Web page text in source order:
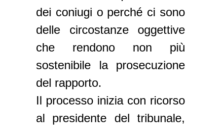
dei coniugi o perché ci sono
delle circostanze oggettive
che rendono non più
sostenibile la prosecuzione
del rapporto.
Il processo inizia con ricorso
al presidente del tribunale,